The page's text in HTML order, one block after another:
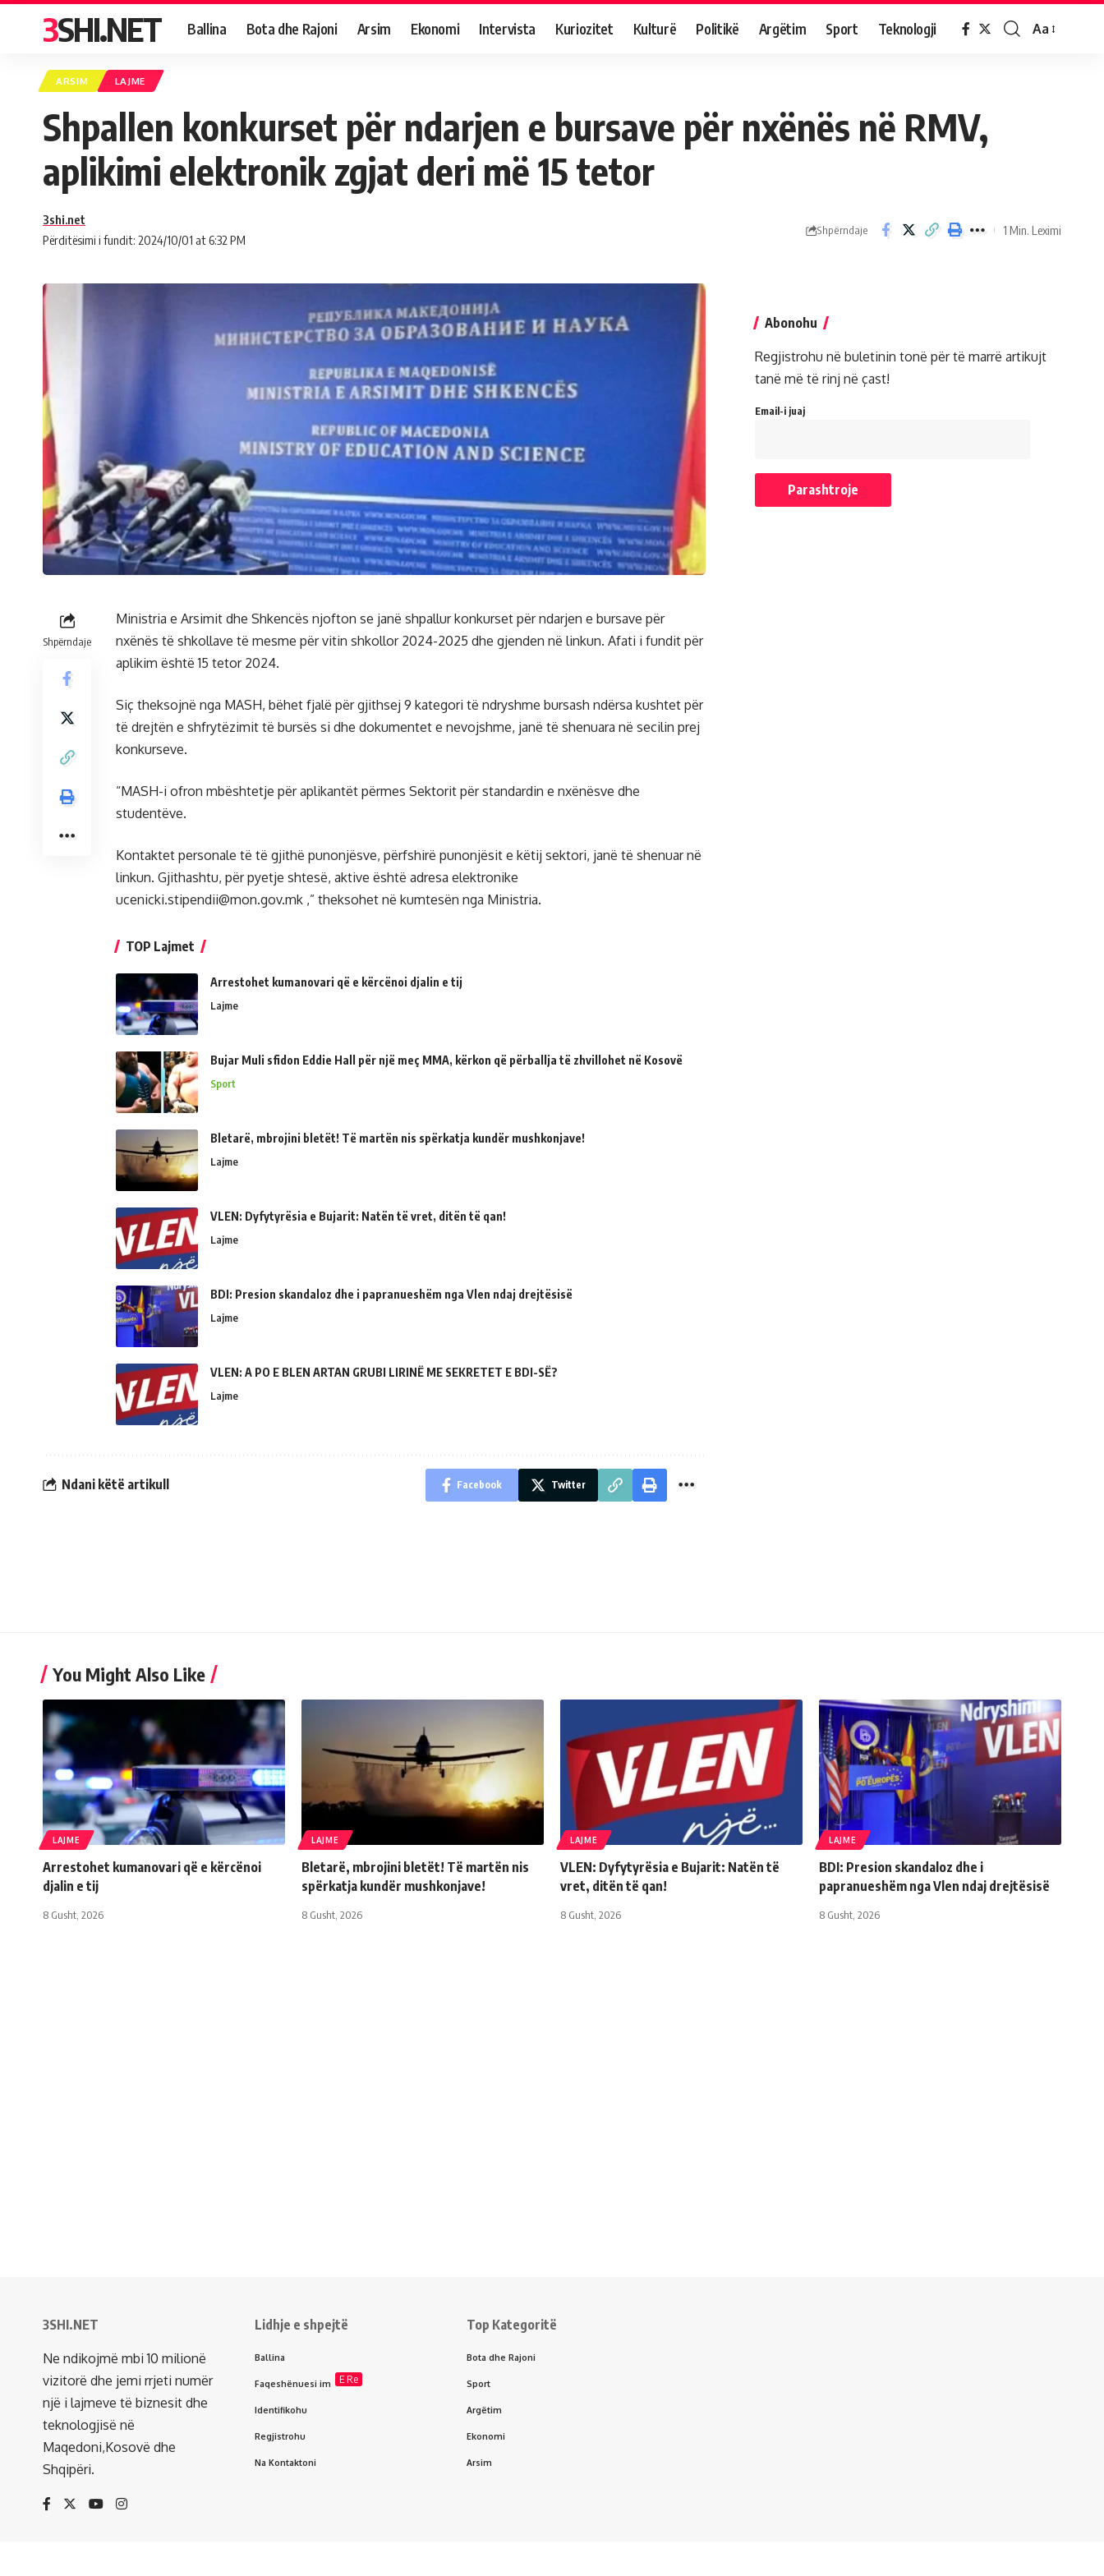
3SHI.NET Ballina Bota dhe Rajoni Arsim Ekonomi Intervista Kuriozitet Kulturë Politikë Argëtim Sport Teknologji Aa
ARSIM LAJME
Shpallen konkurset për ndarjen e bursave për nxënës në RMV,
aplikimi elektronik zgjat deri më 15 tetor
Përditësimi i fundit: 2024/10/01 at 6:32 PM
3shi.net
Shpërndaje 1 Min. Leximi
Shpërndaje
Ministria e Arsimit dhe Shkencës njofton se janë shpallur konkurset për ndarjen e bursave për
nxënës të shkollave të mesme për vitin shkollor 2024-2025 dhe gjenden në linkun. Afati i fundit për
aplikim është 15 tetor 2024.
Siç theksojnë nga MASH, bëhet fjalë për gjithsej 9 kategori të ndryshme bursash ndërsa kushtet për
të drejtën e shfrytëzimit të bursës si dhe dokumentet e nevojshme, janë të shenuara në secilin prej
konkurseve.
“MASH-i ofron mbështetje për aplikantët përmes Sektorit për standardin e nxënësve dhe
studentëve.
Kontaktet personale të të gjithë punonjësve, përfshirë punonjësit e këtij sektori, janë të shenuar në
linkun. Gjithashtu, për pyetje shtesë, aktive është adresa elektronike
ucenicki.stipendii@mon.gov.mk ,” theksohet në kumtesën nga Ministria.
TOP Lajmet
Arrestohet kumanovari që e kërcënoi djalin e tij
Lajme
Bujar Muli sfidon Eddie Hall për një meç MMA, kërkon që përballja të zhvillohet në Kosovë
Sport
Bletarë, mbrojini bletët! Të martën nis spërkatja kundër mushkonjave!
Lajme
VLEN: Dyfytyrësia e Bujarit: Natën të vret, ditën të qan!
Lajme
BDI: Presion skandaloz dhe i papranueshëm nga Vlen ndaj drejtësisë
Lajme
VLEN: A PO E BLEN ARTAN GRUBI LIRINË ME SEKRETET E BDI-SË?
Lajme
Ndani këtë artikull Facebook Twitter
Abonohu
Regjistrohu në buletinin tonë për të marrë artikujt
tanë më të rinj në çast!
Email-i juaj
You Might Also Like
LAJME
Arrestohet kumanovari që e kërcënoi
djalin e tij
8 Gusht, 2026
LAJME
Bletarë, mbrojini bletët! Të martën nis
spërkatja kundër mushkonjave!
8 Gusht, 2026
LAJME
VLEN: Dyfytyrësia e Bujarit: Natën të
vret, ditën të qan!
8 Gusht, 2026
LAJME
BDI: Presion skandaloz dhe i
papranueshëm nga Vlen ndaj drejtësisë
8 Gusht, 2026
3SHI.NET
Ne ndikojmë mbi 10 milionë
vizitorë dhe jemi rrjeti numër
një i lajmeve të biznesit dhe
teknologjisë në
Maqedoni,Kosovë dhe
Shqipëri.
Lidhje e shpejtë
Ballina
Faqeshënuesi im E Re
Identifikohu
Regjistrohu
Na Kontaktoni
Top Kategoritë
Bota dhe Rajoni
Sport
Argëtim
Ekonomi
Arsim